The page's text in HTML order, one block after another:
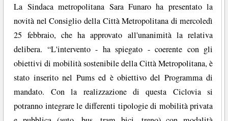
La Sindaca metropolitana Sara Funaro ha presentato la
novità nel Consiglio della Città Metropolitana di mercoledì
25 febbraio, che ha approvato all'unanimità la relativa
delibera. “L'intervento - ha spiegato - coerente con gli
obiettivi di mobilità sostenibile della Città Metropolitana, è
stato inserito nel Pums ed è obiettivo del Programma di
mandato. Con la realizzazione di questa Ciclovia si
potranno integrare le differenti tipologie di mobilità privata